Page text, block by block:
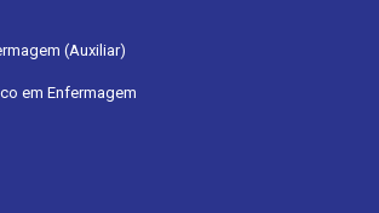
(Auxiliar)
em Enfermagem